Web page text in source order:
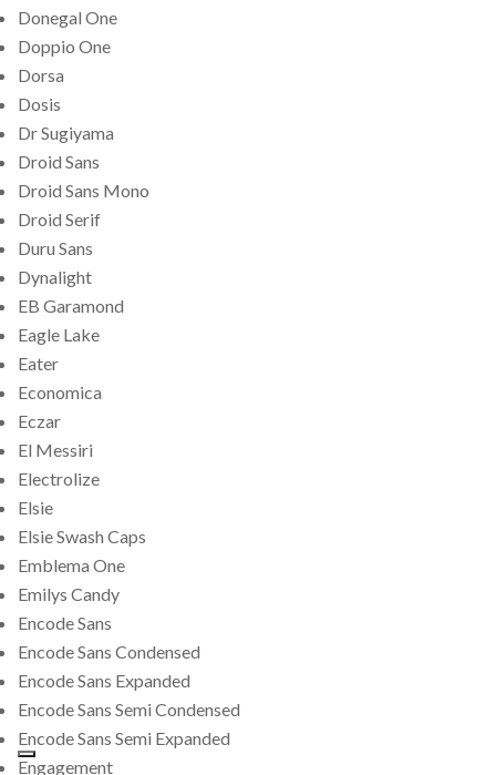
Donegal One
Doppio One
Dorsa
Dosis
Dr Sugiyama
Droid Sans
Droid Sans Mono
Droid Serif
Duru Sans
Dynalight
EB Garamond
Eagle Lake
Eater
Economica
Eczar
El Messiri
Electrolize
Elsie
Elsie Swash Caps
Emblema One
Emilys Candy
Encode Sans
Encode Sans Condensed
Encode Sans Expanded
Encode Sans Semi Condensed
Encode Sans Semi Expanded
Engagement